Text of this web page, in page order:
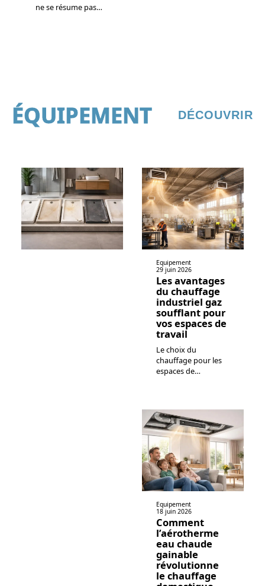
ne se résume pas…
ÉQUIPEMENT DÉCOUVRIR
Equipement
29 juin 2026
Les avantages
du chauffage
industriel gaz
soufflant pour
vos espaces de
travail
Le choix du
chauffage pour les
espaces de…
Equipement
18 juin 2026
Comment
l’aérotherme
eau chaude
gainable
révolutionne
le chauffage